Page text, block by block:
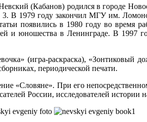
(Кабанов) родился в городе
1979 году закончил МГУ им.
появились в 1980 году во время
и юношества в Ленинграде. В 1997
(игра-раскраска), «Зонтиковый
периодической печати.
«Словяне». При его
России, исследователей